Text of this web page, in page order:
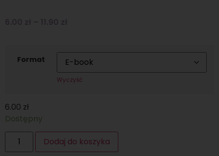
Format
Wyczyść
6.00 zł
Dostępny
Dodaj do koszyka